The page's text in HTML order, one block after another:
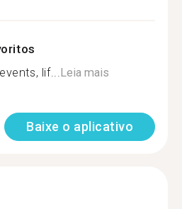
lif...Leia mais
Baixe o aplicativo